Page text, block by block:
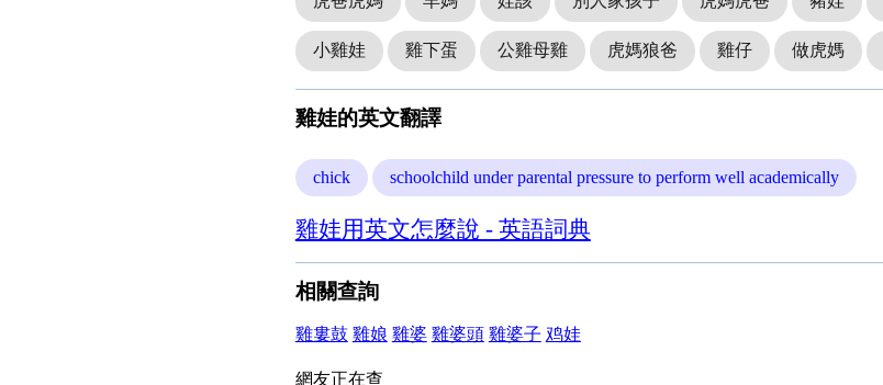
小雞娃 雞下蛋 公雞母雞 虎媽狼爸 雞仔 做虎媽
雞娃的英文翻譯
chick schoolchild under parental pressure to perform well academically
雞娃用英文怎麼說 - 英語詞典
相關查詢
雞婁鼓 雞娘 雞婆 雞婆頭 雞婆子 鸡娃
網友正在查